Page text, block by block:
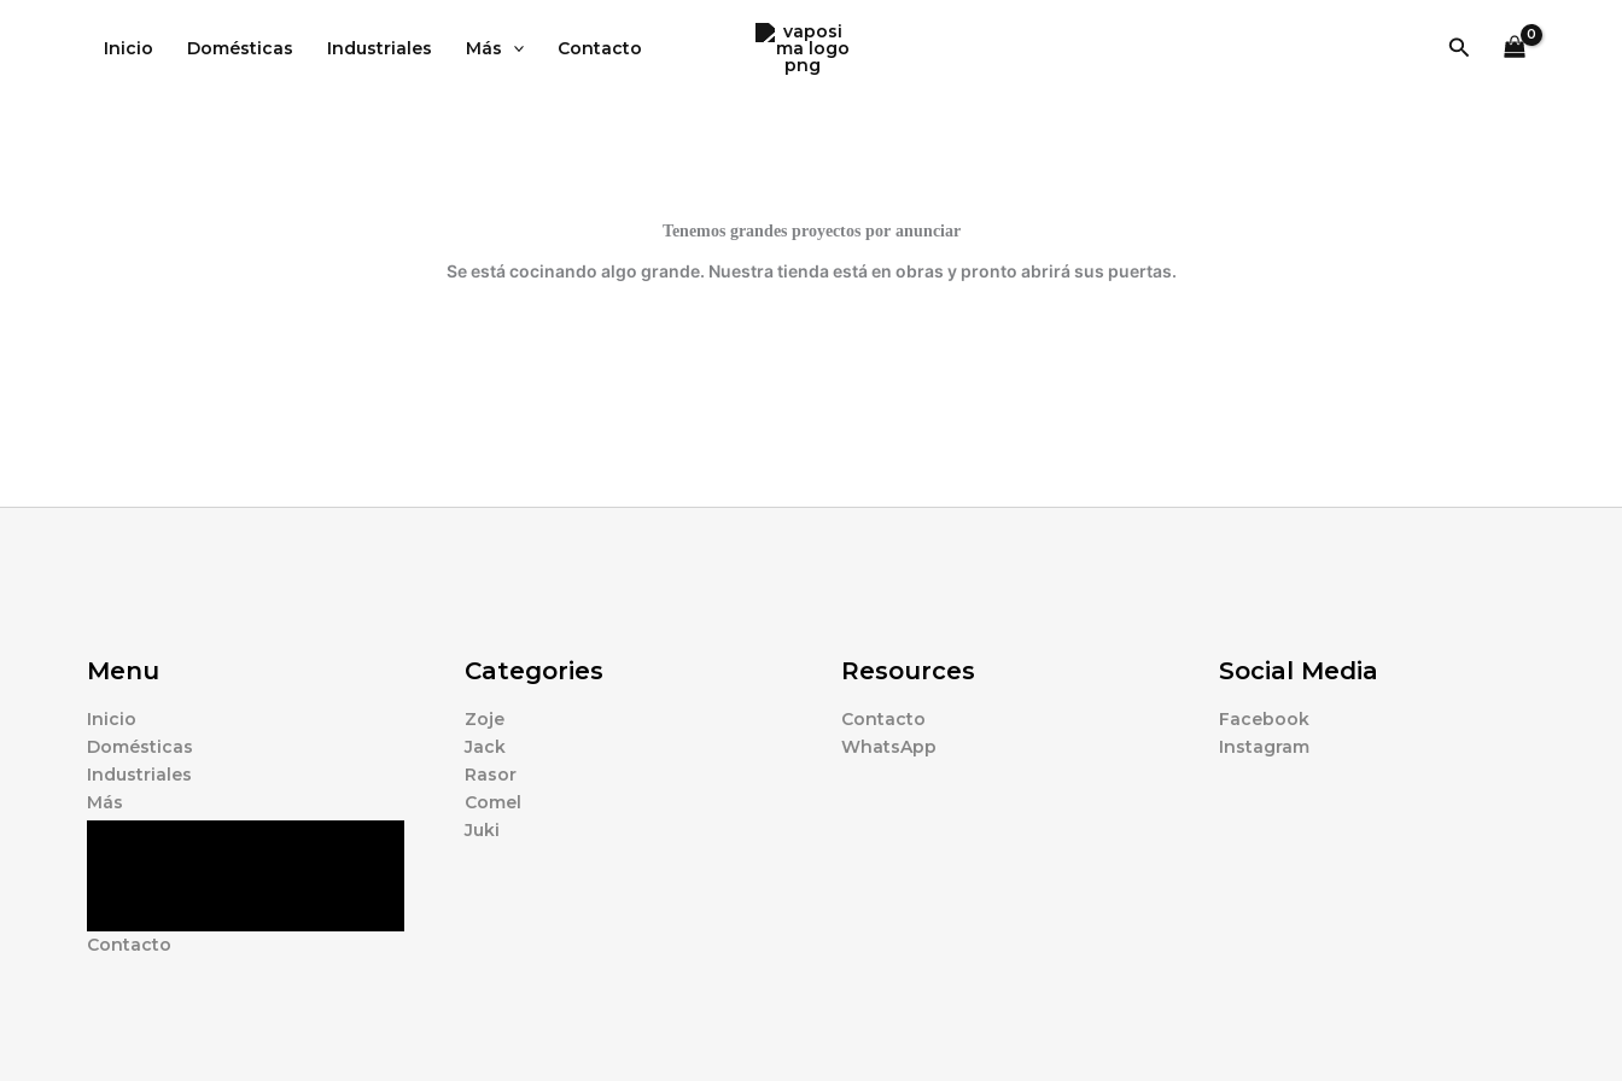
Inicio Domésticas Industriales Más Contacto Buscar
Tenemos grandes proyectos por anunciar
Se está cocinando algo grande. Nuestra tienda está en obras y pronto abrirá sus puertas.
Menu
Inicio
Domésticas
Industriales
Más
Contacto
Categories
Zoje
Jack
Rasor
Comel
Juki
Resources
Contacto
WhatsApp
Social Media
Facebook
Instagram